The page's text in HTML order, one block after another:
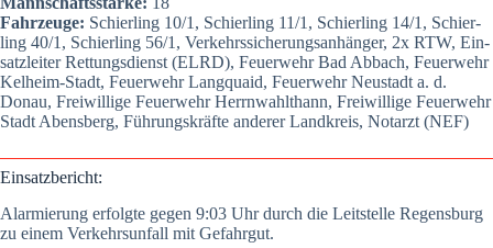
Fahr­zeu­ge: Schier­ling 10/1, Schier­ling 11/1, Schier­ling 14/1, Schier­
ling 40/1, Schier­ling 56/1, Ver­kehrs­si­che­rungs­an­hän­ger, 2x RTW, Ein­
satz­lei­ter Ret­tungs­dienst (ELRD), Feu­er­wehr Bad Abbach, Feu­er­wehr
Kel­heim-Stadt, Feu­er­wehr Lang­quaid, Feu­er­wehr Neu­stadt a. d.
Donau, Frei­wil­li­ge Feu­er­wehr Herrn­wahlt­hann, Frei­wil­li­ge Feu­er­wehr
Stadt Abens­berg, Füh­rungs­kräf­te ande­rer Land­kreis, Not­arzt (NEF)
Ein­satz­be­richt:
Alar­mie­rung erfolg­te gegen 9:03 Uhr durch die Leit­stel­le Regens­burg
zu einem Ver­kehrs­un­fall mit Gefahr­gut.